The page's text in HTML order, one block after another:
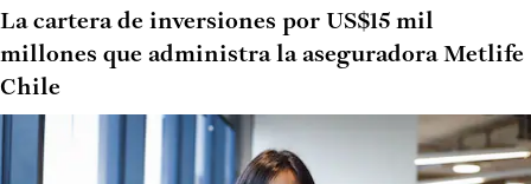
La cartera de inversiones por US$15 mil
millones que administra la aseguradora Metlife
Chile